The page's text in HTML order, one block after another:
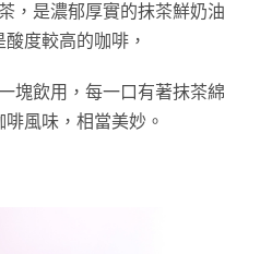
，是濃郁厚實的抹茶鮮奶油
酸度較高的咖啡，
塊飲用，每一口有著抹茶綿
啡風味，相當美妙。